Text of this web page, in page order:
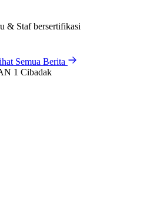
& Staf bersertifikasi
Semua Berita
1 Cibadak